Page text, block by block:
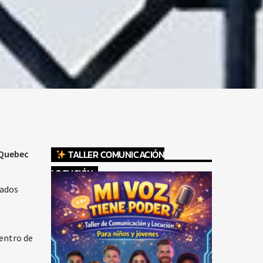
de
TALLER COMUNICACIÓN
LOCUCIÓN